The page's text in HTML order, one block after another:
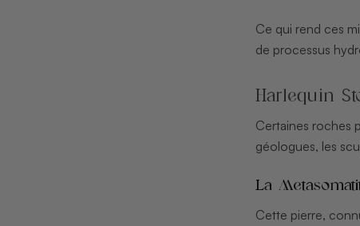
Ce qui rend ces
de processus
Harlequin
Certaines roches
géologues, les
La
Cette pierre,